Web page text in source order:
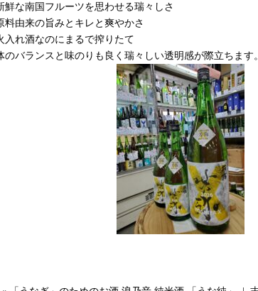
鮮な南国フルーツを思わせる瑞々しさ
料由来の旨みとキレと爽やかさ
入れ酒なのにまるで搾りたて
のバランスと味のりも良く瑞々しい透明感が際立ちます